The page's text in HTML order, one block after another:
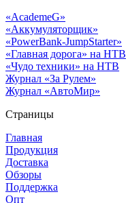
«AcademeG»
«Аккумуляторщик»
«PowerBank-JumpStarter»
«Главная дорога» на НТВ
«Чудо техники» на НТВ
Журнал «За Рулем»
Журнал «АвтоМир»
Страницы
Главная
Продукция
Доставка
Обзоры
Поддержка
Опт